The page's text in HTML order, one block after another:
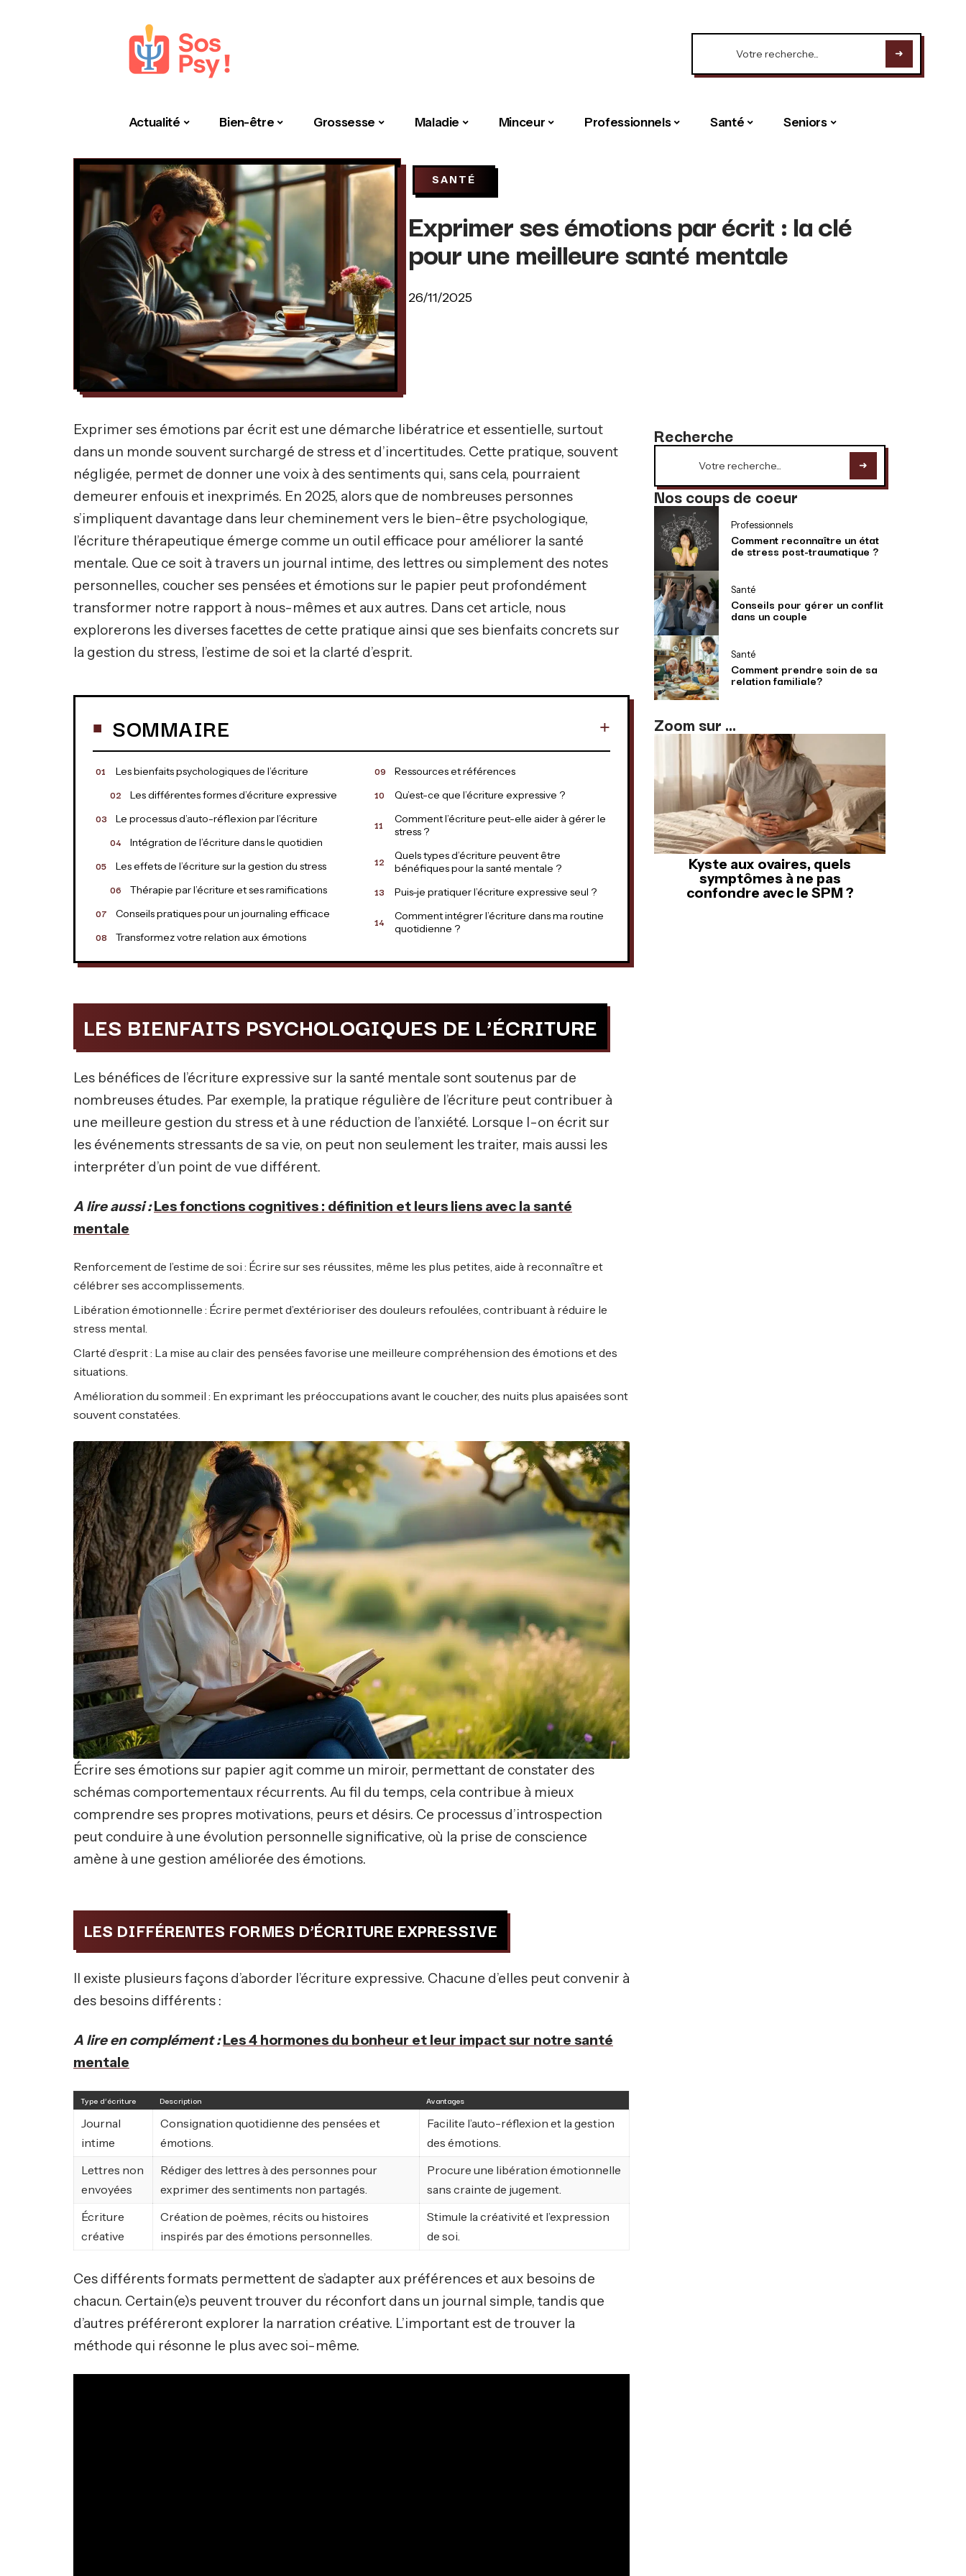
Actualité Bien-être Grossesse Maladie Minceur Professionnels Santé Seniors
SANTÉ
Exprimer ses émotions par écrit : la clé
pour une meilleure santé mentale
26/11/2025
Exprimer ses émotions par écrit est une démarche libératrice et essentielle, surtout
dans un monde souvent surchargé de stress et d’incertitudes. Cette pratique, souvent
négligée, permet de donner une voix à des sentiments qui, sans cela, pourraient
demeurer enfouis et inexprimés. En 2025, alors que de nombreuses personnes
s’impliquent davantage dans leur cheminement vers le bien-être psychologique,
l’écriture thérapeutique émerge comme un outil efficace pour améliorer la santé
mentale. Que ce soit à travers un journal intime, des lettres ou simplement des notes
personnelles, coucher ses pensées et émotions sur le papier peut profondément
transformer notre rapport à nous-mêmes et aux autres. Dans cet article, nous
explorerons les diverses facettes de cette pratique ainsi que ses bienfaits concrets sur
la gestion du stress, l’estime de soi et la clarté d’esprit.
SOMMAIRE
Les bienfaits psychologiques de l’écriture
Les différentes formes d’écriture expressive
Le processus d’auto-réflexion par l’écriture
Intégration de l’écriture dans le quotidien
Les effets de l’écriture sur la gestion du stress
Thérapie par l’écriture et ses ramifications
Conseils pratiques pour un journaling efficace
Transformez votre relation aux émotions
Ressources et références
Qu’est-ce que l’écriture expressive ?
Comment l’écriture peut-elle aider à gérer le
stress ?
Quels types d’écriture peuvent être
bénéfiques pour la santé mentale ?
Puis-je pratiquer l’écriture expressive seul ?
Comment intégrer l’écriture dans ma routine
quotidienne ?
LES BIENFAITS PSYCHOLOGIQUES DE L’ÉCRITURE
Les bénéfices de l’écriture expressive sur la santé mentale sont soutenus par de
nombreuses études. Par exemple, la pratique régulière de l’écriture peut contribuer à
une meilleure gestion du stress et à une réduction de l’anxiété. Lorsque l-on écrit sur
les événements stressants de sa vie, on peut non seulement les traiter, mais aussi les
interpréter d’un point de vue différent.
A lire aussi : Les fonctions cognitives : définition et leurs liens avec la santé
mentale
Renforcement de l’estime de soi : Écrire sur ses réussites, même les plus petites, aide à reconnaître et
célébrer ses accomplissements.
Libération émotionnelle : Écrire permet d’extérioriser des douleurs refoulées, contribuant à réduire le
stress mental.
Clarté d’esprit : La mise au clair des pensées favorise une meilleure compréhension des émotions et des
situations.
Amélioration du sommeil : En exprimant les préoccupations avant le coucher, des nuits plus apaisées sont
souvent constatées.
Écrire ses émotions sur papier agit comme un miroir, permettant de constater des
schémas comportementaux récurrents. Au fil du temps, cela contribue à mieux
comprendre ses propres motivations, peurs et désirs. Ce processus d’introspection
peut conduire à une évolution personnelle significative, où la prise de conscience
amène à une gestion améliorée des émotions.
LES DIFFÉRENTES FORMES D’ÉCRITURE EXPRESSIVE
Il existe plusieurs façons d’aborder l’écriture expressive. Chacune d’elles peut convenir à
des besoins différents :
A lire en complément : Les 4 hormones du bonheur et leur impact sur notre santé
mentale
Type d’écriture Description Avantages
Journal
intime
Consignation quotidienne des pensées et
émotions.
Facilite l’auto-réflexion et la gestion
des émotions.
Lettres non
envoyées
Rédiger des lettres à des personnes pour
exprimer des sentiments non partagés.
Procure une libération émotionnelle
sans crainte de jugement.
Écriture
créative
Création de poèmes, récits ou histoires
inspirés par des émotions personnelles.
Stimule la créativité et l’expression
de soi.
Ces différents formats permettent de s’adapter aux préférences et aux besoins de
chacun. Certain(e)s peuvent trouver du réconfort dans un journal simple, tandis que
d’autres préféreront explorer la narration créative. L’important est de trouver la
méthode qui résonne le plus avec soi-même.
Recherche
Nos coups de coeur
Professionnels
Comment reconnaître un état
de stress post-traumatique ?
Santé
Conseils pour gérer un conflit
dans un couple
Santé
Comment prendre soin de sa
relation familiale?
Zoom sur ...
Kyste aux ovaires, quels
symptômes à ne pas
confondre avec le SPM ?